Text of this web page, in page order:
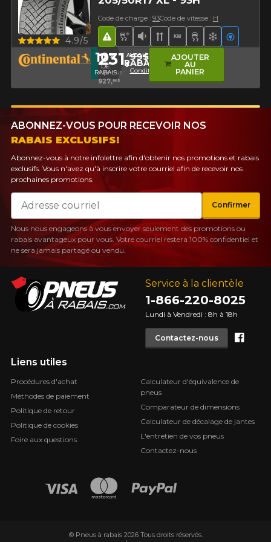
Code de charge : 93Code de vitesse : H
Pneu neige et glace
Faible niveau sonore
Bande de roulement
Haut kilométrage
Supérieur sur
Hasard routier Supérieur
Aperçu 4.9/5
10%
DE
RABAIS
AVEC LE CODE
RABAIS10
Conditions
231,99$
4 pneus :
927,96$
AJOUTER
AU
PANIER
Service à la clientèle
1-866-220-8025
Lundi à Vendredi : 8h à 18h
Contactez-nous
Liens utiles
Procédures d'achat
Méthodes de paiement
Politique de retour
Politique de cookies
Foire aux questions
Calculateur d'équivalence de
pneus
Comparateur de dimensions
Calculateur de décalage de jantes
L'entretien de vos pneus
Contactez-nous
ABONNEZ-VOUS POUR RECEVOIR NOS
RABAIS EXCLUSIFS!
Abonnez-vous à notre infolettre afin d'obtenir nos promotions et rabais
exclusifs. Vous n'avez qu'à inscrire votre courriel afin de recevoir nos
prochaines promotions.
Courriel
Confirmer
Nous nous engageons à vous envoyer seulement des promotions ou
rabais avantageux pour vous. Votre courriel restera 100% confidentiel et
ne sera jamais partagé ou vendu.
© Pneus à rabais 2026 Tous droits réservés.